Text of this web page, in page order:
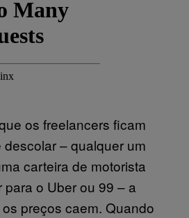
os freelancers ficam
– qualquer um
carteira de motorista
o Uber ou 99 – a
preços caem. Quando